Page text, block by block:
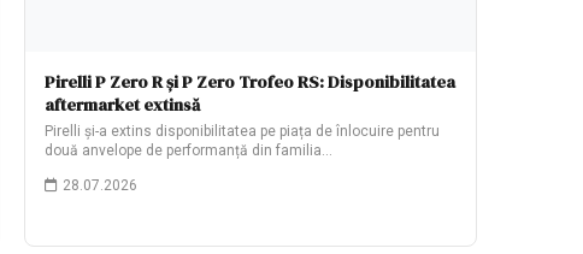
Pirelli P Zero R și P Zero Trofeo RS: Disponibilitatea
aftermarket extinsă
Pirelli și-a extins disponibilitatea pe piața de înlocuire pentru
două anvelope de performanță din familia…
28.07.2026